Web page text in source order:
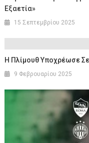
Εξαετία»
15 Σεπτεμβρίου 2025
Η Πλίμουθ Υποχρέωσε
9 Φεβρουαρίου 2025